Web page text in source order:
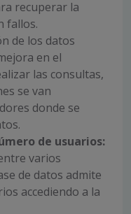
recuperar la
fallos.
de los datos
en el
las consultas,
se van
donde se
de usuarios:
varios
de datos admite
accediendo a la